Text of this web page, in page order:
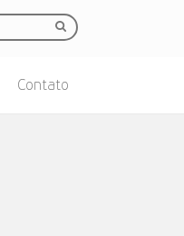
Contato